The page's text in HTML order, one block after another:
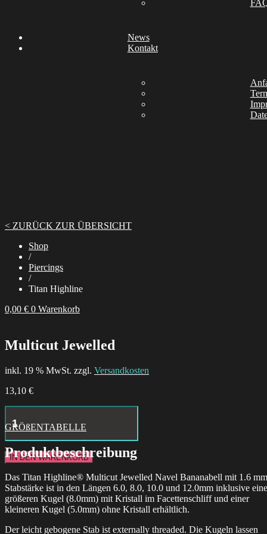
News
Kontakt
< ZURÜCK ZUR ÜBERSICHT
Shop
/
Piercings
/
Titan Highline
0,00 € 0 Warenkorb
Multicut Jewelled
inkl. 19 % MwSt. zzgl. Versandkosten
13,10 €
Hustle
Butter
Deluxe
Tattoo
Aftercare
24x
Box
Menge
IN DEN WARENKORB
GRÖßENTABELLE
Produktbeschreibung
Das Titan Highline® Multicut Jewelled Navel Bananabell mit 1.6 mm
Stabstärke ist in den Längen 6.0, 8.0, 10.0 und 12.0mm inklusive
größeren Kugel (8.0mm) mit Kristall im Facettenschliff und einer
kleineren Kugel (5.0mm) ohne Kristall erhältlich.
Der leicht gebogene Stab ist externally threaded. Die Kugeln lassen